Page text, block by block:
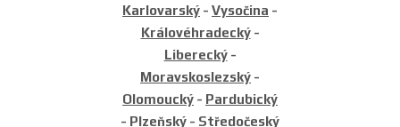
Karlovarský - Vysočina -
Královéhradecký-
Liberecký-
Moravskoslezský -
Olomoucký - Pardubický
- Plzeňský - Středočeský